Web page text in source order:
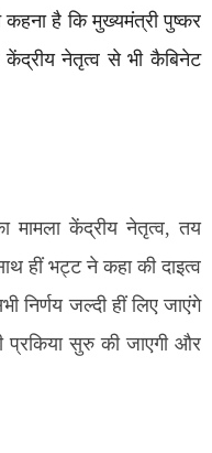
है कि मुख्यमंत्री पुष्कर
केंद्रीय नेतृत्व से भी कैबिनेट
मामला केंद्रीय नेतृत्व, तय
हीं भट्ट ने कहा की दाइत्व
निर्णय जल्दी हीं लिए जाएंगे
प्रकिया सुरु की जाएगी और